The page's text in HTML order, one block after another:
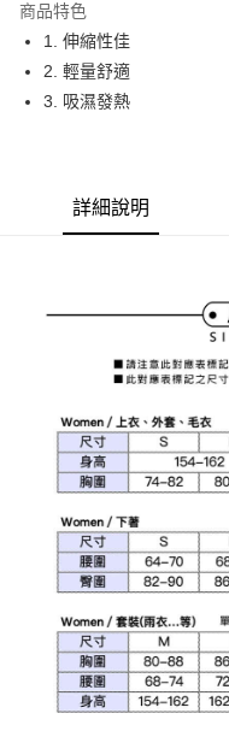
悠遊付
大哥付你分期
相關說明
成交易。
3.實際核准額度、可分期數及
【繳款方式說明】
1.分期款項不併入電信帳單，
2.透過簡訊連結打開帳單後，
【注意事項】
1.本服務係由「台灣大哥大股
用戶於交易時，得透過本服務
買賣價金債權讓與本公司後，
2.基於同意付款使用「大哥付
資料（包含姓名、電話或地址
由本公司與您本人進行分期帳
【關於「AFTEE先享後付」】
AFTEE先享後付是「在收到商
３．安心：先確認商品／服務
１．於結帳方式選擇「AFTEE
２．訂單成立數日內，您將收
３．收到繳費通知簡訊後14天
ATM／網路銀行／等多元方式
※ 請注意：結帳手續完成當下
後付繳納相關費用。
※ 交易是否成功請以「AFTEE
是否繳費成功／繳費後需取消
客戶支援中心」https://
【注意事項】
１．透過由恩沛科技股份有限
易，需依本服務之必要範圍內
權轉讓予恩沛科技股份有限公
２．關於個人資料處理事宜，
ATM付款
全家取貨付款
免運費
萊爾富取貨付款
付款後萊爾富取貨
免運費
7-11取貨付款
免運費
付款後7-11取貨
商品特色
1. 伸縮性佳
2. 輕量舒適
3. 吸濕發熱
詳細說明